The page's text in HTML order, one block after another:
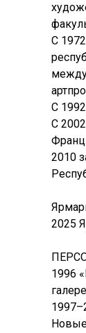
С
С
С
2010
2025
1996
Новые